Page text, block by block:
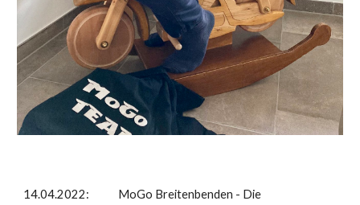
14.04.2022: MoGo Breitenbenden - Die